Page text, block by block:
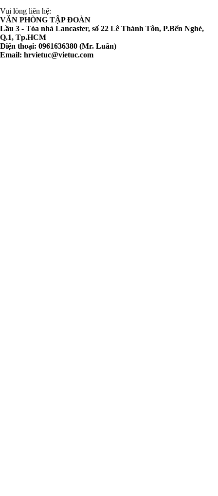
Vui lòng liên hệ:
VĂN PHÒNG TẬP ĐOÀN
Lầu 3 - Tòa nhà Lancaster, số 22 Lê Thánh Tôn, P.Bến Nghé,
Q.1, Tp.HCM
Điện thoại: 0961636380 (Mr. Luân)
Email: hrvietuc@vietuc.com